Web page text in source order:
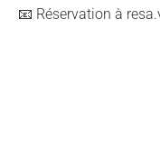
📧 Réservation à